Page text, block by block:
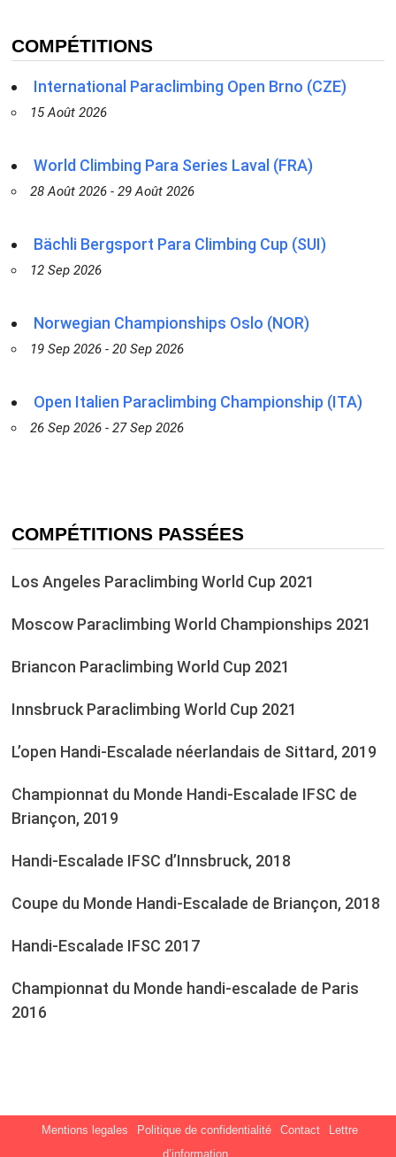
COMPÉTITIONS
International Paraclimbing Open Brno (CZE)
15 Août 2026
World Climbing Para Series Laval (FRA)
28 Août 2026 - 29 Août 2026
Bächli Bergsport Para Climbing Cup (SUI)
12 Sep 2026
Norwegian Championships Oslo (NOR)
19 Sep 2026 - 20 Sep 2026
Open Italien Paraclimbing Championship (ITA)
26 Sep 2026 - 27 Sep 2026
COMPÉTITIONS PASSÉES
Los Angeles Paraclimbing World Cup 2021
Moscow Paraclimbing World Championships 2021
Briancon Paraclimbing World Cup 2021
Innsbruck Paraclimbing World Cup 2021
L’open Handi-Escalade néerlandais de Sittard, 2019
Championnat du Monde Handi-Escalade IFSC de
Briançon, 2019
Handi-Escalade IFSC d’Innsbruck, 2018
Coupe du Monde Handi-Escalade de Briançon, 2018
Handi-Escalade IFSC 2017
Championnat du Monde handi-escalade de Paris
2016
Mentions legales Politique de confidentialité Contact
Lettre
d’information